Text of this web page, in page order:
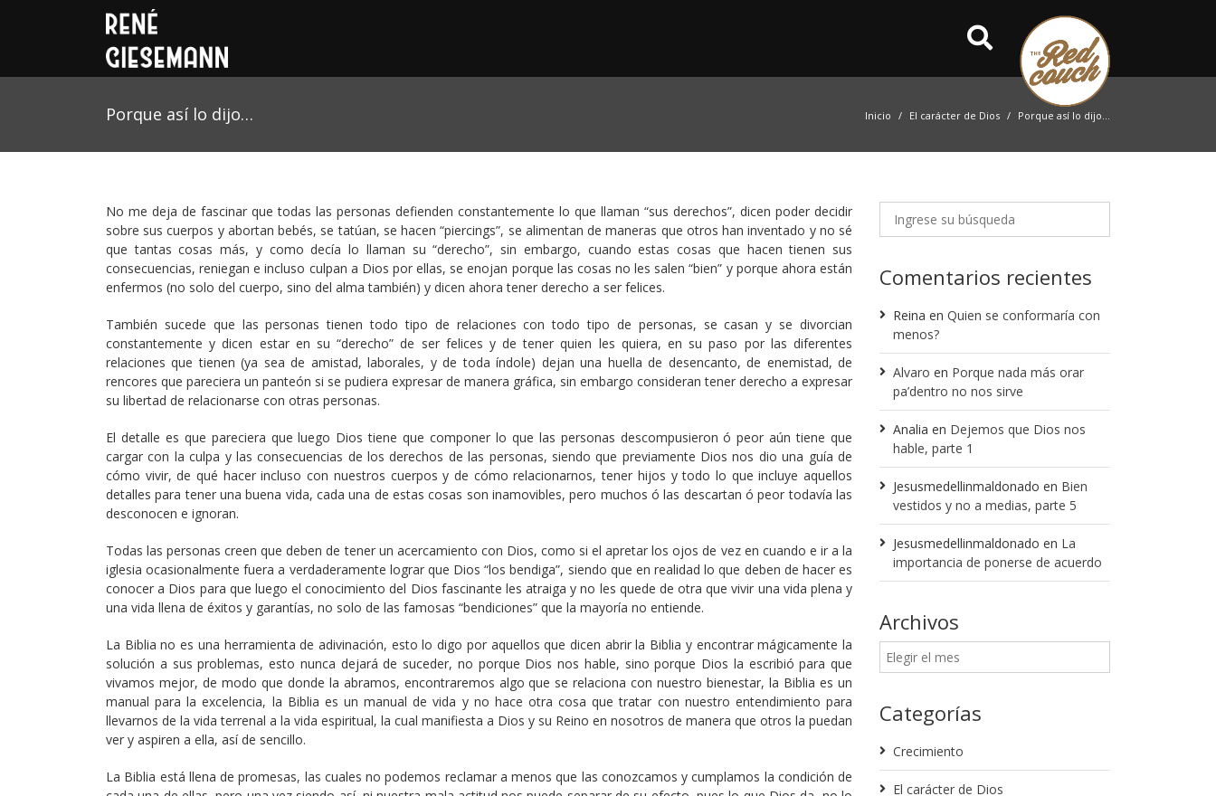
Porque así lo dijo… Inicio El carácter de Dios Porque así lo dijo…
No me deja de fascinar que todas las personas defienden constantemente lo que llaman “sus derechos”, dicen poder decidir
sobre sus cuerpos y abortan bebés, se tatúan, se hacen “piercings”, se alimentan de maneras que otros han inventado y no sé
que tantas cosas más, y como decía lo llaman su “derecho”, sin embargo, cuando estas cosas que hacen tienen sus
consecuencias, reniegan e incluso culpan a Dios por ellas, se enojan porque las cosas no les salen “bien” y porque ahora están
enfermos (no solo del cuerpo, sino del alma también) y dicen ahora tener derecho a ser felices.
También sucede que las personas tienen todo tipo de relaciones con todo tipo de personas, se casan y se divorcian
constantemente y dicen estar en su “derecho” de ser felices y de tener quien les quiera, en su paso por las diferentes
relaciones que tienen (ya sea de amistad, laborales, y de toda índole) dejan una huella de desencanto, de enemistad, de
rencores que pareciera un panteón si se pudiera expresar de manera gráfica, sin embargo consideran tener derecho a expresar
su libertad de relacionarse con otras personas.
El detalle es que pareciera que luego Dios tiene que componer lo que las personas descompusieron ó peor aún tiene que
cargar con la culpa y las consecuencias de los derechos de las personas, siendo que previamente Dios nos dio una guía de
cómo vivir, de qué hacer incluso con nuestros cuerpos y de cómo relacionarnos, tener hijos y todo lo que incluye aquellos
detalles para tener una buena vida, cada una de estas cosas son inamovibles, pero muchos ó las descartan ó peor todavía las
desconocen e ignoran.
Todas las personas creen que deben de tener un acercamiento con Dios, como si el apretar los ojos de vez en cuando e ir a la
iglesia ocasionalmente fuera a verdaderamente lograr que Dios “los bendiga”, siendo que en realidad lo que deben de hacer es
conocer a Dios para que luego el conocimiento del Dios fascinante les atraiga y no les quede de otra que vivir una vida plena y
una vida llena de éxitos y garantías, no solo de las famosas “bendiciones” que la mayoría no entiende.
La Biblia no es una herramienta de adivinación, esto lo digo por aquellos que dicen abrir la Biblia y encontrar mágicamente la
solución a sus problemas, esto nunca dejará de suceder, no porque Dios nos hable, sino porque Dios la escribió para que
vivamos mejor, de modo que donde la abramos, encontraremos algo que se relaciona con nuestro bienestar, la Biblia es un
manual para la excelencia, la Biblia es un manual de vida y no hace otra cosa que tratar con nuestro entendimiento para
llevarnos de la vida terrenal a la vida espiritual, la cual manifiesta a Dios y su Reino en nosotros de manera que otros la puedan
ver y aspiren a ella, así de sencillo.
La Biblia está llena de promesas, las cuales no podemos reclamar a menos que las conozcamos y cumplamos la condición de
Comentarios recientes
Reina en Quien se conformaría con
menos?
Alvaro en Porque nada más orar
pa’dentro no nos sirve
Analia en Dejemos que Dios nos
hable, parte 1
Jesusmedellinmaldonado en Bien
vestidos y no a medias, parte 5
Jesusmedellinmaldonado en La
importancia de ponerse de acuerdo
Archivos
Categorías
Crecimiento
El carácter de Dios